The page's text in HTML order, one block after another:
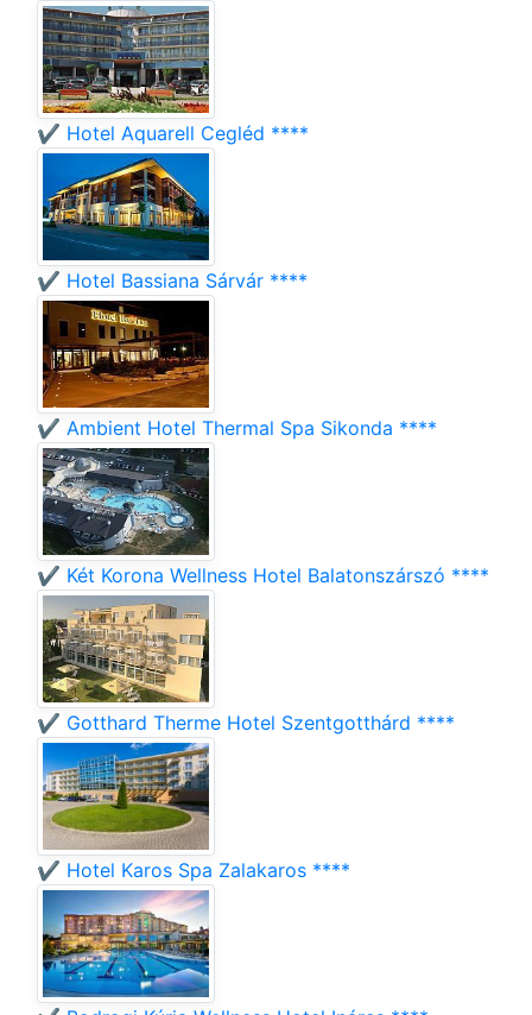
✔️ Hotel Aquarell Cegléd ****
✔️ Hotel Bassiana Sárvár ****
✔️ Ambient Hotel Thermal Spa Sikonda ****
✔️ Két Korona Wellness Hotel Balatonszárszó ****
✔️ Gotthard Therme Hotel Szentgotthárd ****
✔️ Hotel Karos Spa Zalakaros ****